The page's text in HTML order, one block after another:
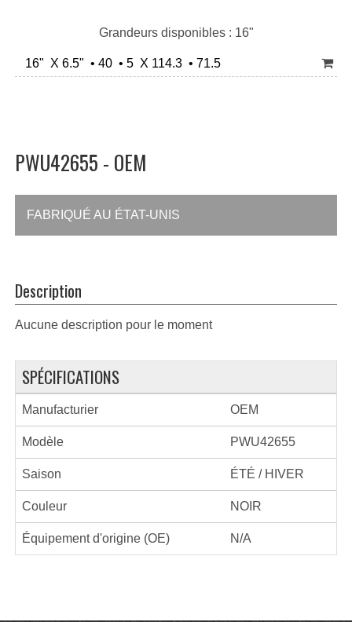
Grandeurs disponibles : 16"
16" X 6.5" • 40 • 5 X 114.3 • 71.5
PWU42655 - OEM
FABRIQUÉ AU ÉTAT-UNIS
Description
Aucune description pour le moment
SPÉCIFICATIONS
Manufacturier OEM
Modèle PWU42655
Saison ÉTÉ / HIVER
Couleur NOIR
Équipement d'origine (OE) N/A